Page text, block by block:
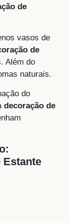
de
vasos de
de
Além do
naturais.
do
decoração de
Estante